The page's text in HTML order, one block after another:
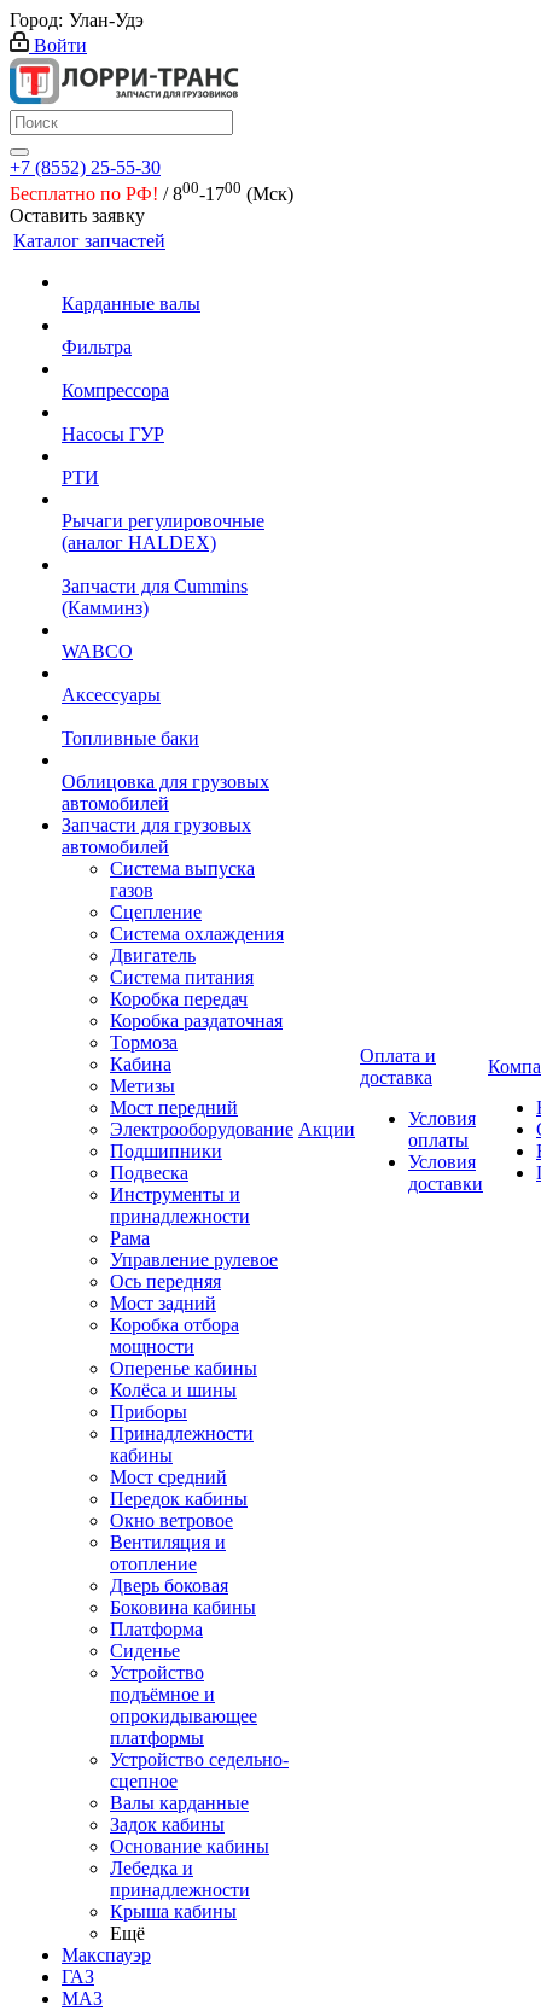
Город: Улан-Удэ
Войти
+7 (8552) 25-55-30
Бесплатно по РФ! / 800-1700 (Мск)
Оставить заявку
Каталог запчастей
Карданные валы
Фильтра
Компрессора
Насосы ГУР
РТИ
Рычаги регулировочные
(аналог HALDEX)
Запчасти для Cummins
(Камминз)
WABCO
Аксессуары
Топливные баки
Облицовка для грузовых
автомобилей
Запчасти для грузовых
автомобилей
Система выпуска
газов
Сцепление
Система охлаждения
Двигатель
Система питания
Коробка передач
Коробка раздаточная
Тормоза
Кабина
Метизы
Мост передний
Электрооборудование
Подшипники
Подвеска
Инструменты и
принадлежности
Рама
Управление рулевое
Ось передняя
Мост задний
Коробка отбора
мощности
Оперенье кабины
Колёса и шины
Приборы
Принадлежности
кабины
Мост средний
Передок кабины
Окно ветровое
Вентиляция и
отопление
Дверь боковая
Боковина кабины
Платформа
Сиденье
Устройство
подъёмное и
опрокидывающее
платформы
Устройство седельно-
сцепное
Валы карданные
Задок кабины
Основание кабины
Лебедка и
принадлежности
Крыша кабины
Ещё
Макспауэр
ГАЗ
МАЗ
Акции
Оплата и
доставка
Условия
оплаты
Условия
доставки